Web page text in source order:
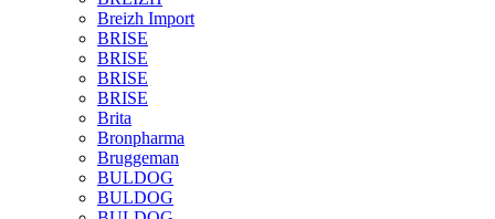
Breizh Import
BRISE
BRISE
BRISE
BRISE
Brita
Bronpharma
Bruggeman
BULDOG
BULDOG